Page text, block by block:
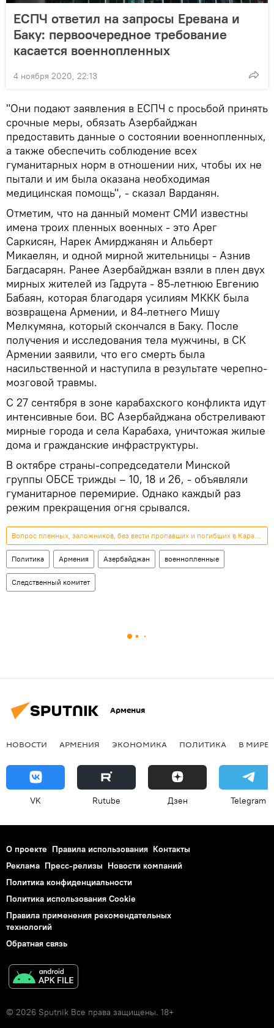
ЕСПЧ ответил на запросы Еревана и
Баку: первоочередное требование
касается военнопленных
4 ноября 2020, 22:13
"Они подают заявления в ЕСПЧ с просьбой принять
срочные меры, обязать Азербайджан
предоставить данные о состоянии военнопленных,
а также обеспечить соблюдение всех
гуманитарных норм в отношении них, чтобы их не
пытали и им была оказана необходимая
медицинская помощь", - сказал Варданян.
Отметим, что на данный момент СМИ известны
имена троих пленных военных - это Арег
Саркисян, Нарек Амирджанян и Альберт
Микаелян, и одной мирной жительницы - Азнив
Багдасарян. Ранее Азербайджан взяли в плен двух
мирных жителей из Гадрута - 85-летнюю Евгению
Бабаян, которая благодаря усилиям МККК была
возвращена Армении, и 84-летнего Мишу
Мелкумяна, который скончался в Баку. После
получения и исследования тела мужчины, в СК
Армении заявили, что его смерть была
насильственной и наступила в результате черепно-
мозговой травмы.
С 27 сентября в зоне карабахского конфликта идут
интенсивные бои. ВС Азербайджана обстреливают
мирные города и села Карабаха, уничтожая жилые
дома и гражданские инфраструктуры.
В октябре страны-сопредседатели Минской
группы ОБСЕ трижды – 10, 18 и 26, - объявляли
гуманитарное перемирие. Однако каждый раз
режим прекращения огня срывался.
Вопрос пленных, заложников, без вести пропавших и погибших в Карабахе
Политика Армения Азербайджан военнопленные
Следственный комитет
Армения
НОВОСТИ АРМЕНИЯ ЭКОНОМИКА ПОЛИТИКА В МИРЕ
VK Rutube Дзен Telegram
О проекте Правила использования Контакты
Реклама Пресс-релизы Новости компаний
Политика конфиденциальности
Политика использования Cookie
Правила применения рекомендательных
технологий
Обратная связь
© 2026 Sputnik Все права защищены. 18+